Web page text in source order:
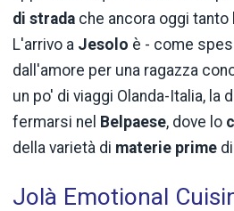
di strada che ancora oggi
L'arrivo a Jesolo è - come
dall'amore per una ragazza
un po' di viaggi Olanda-Italia, la
fermarsi nel Belpaese, dove lo
della varietà di materie prime
Jolà Emotional